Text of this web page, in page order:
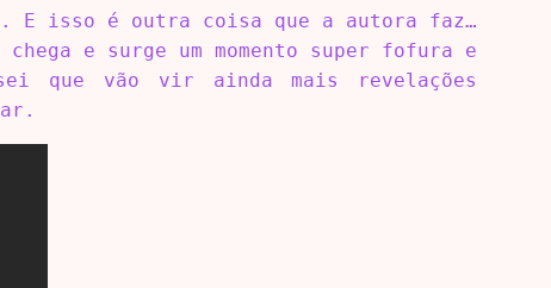
E isso é outra coisa que a autora faz…
e surge um momento super fofura e
que vão vir ainda mais revelações